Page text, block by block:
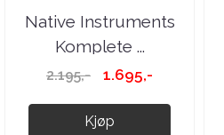
Native Instruments
Komplete ...
2.195,- 1.695,-
Kjøp